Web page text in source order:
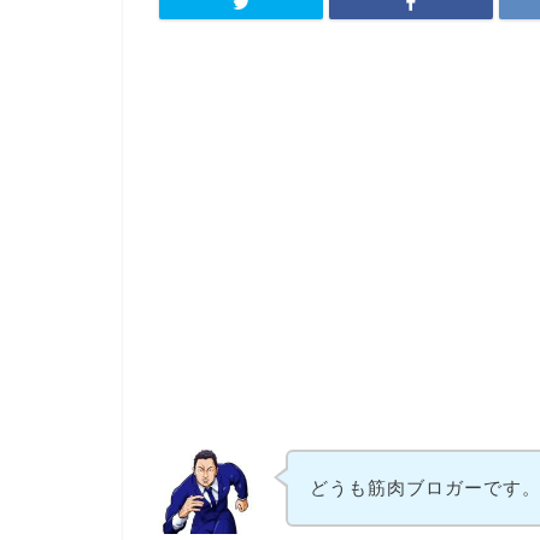
どうも筋肉ブロガーです